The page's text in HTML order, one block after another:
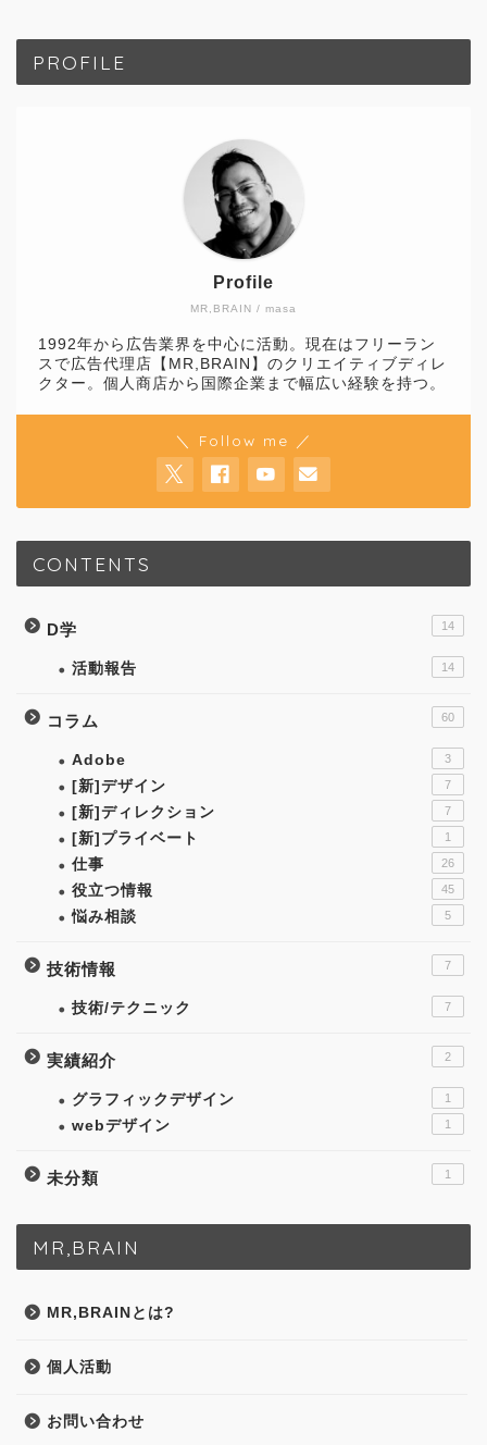
PROFILE
MR,BRAIN / masa
Profile
1992年から広告業界を中心に活動。現在はフリーラン
スで広告代理店【MR,BRAIN】のクリエイティブディレ
クター。個人商店から国際企業まで幅広い経験を持つ。
＼ Follow me ／
CONTENTS
D学 14
活動報告 14
コラム 60
Adobe 3
[新]デザイン 7
[新]ディレクション 7
[新]プライベート 1
仕事 26
役立つ情報 45
悩み相談 5
技術情報 7
技術/テクニック 7
実績紹介 2
グラフィックデザイン 1
webデザイン 1
未分類 1
MR,BRAIN
MR,BRAINとは?
個人活動
お問い合わせ